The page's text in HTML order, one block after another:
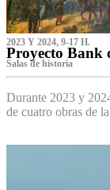
2023 Y 2024, 9-17 H.
Proyecto Bank
S‌alas de historia
Durante 2023 y
de cuatro obras de